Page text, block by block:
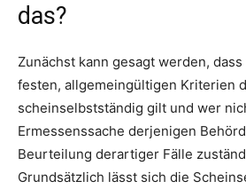
das?
Zunächst kann gesagt werden,
festen, allgemeingültigen Kriterien
scheinselbstständig gilt und wer
Ermessenssache derjenigen
Beurteilung derartiger Fälle
Grundsätzlich lässt sich die